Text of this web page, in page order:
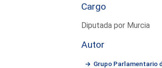
Cargo
Diputada por Murcia
Autor
Grupo Parlamentario